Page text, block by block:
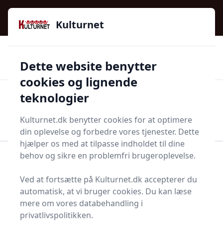
Kulturnet - Alt Det Gode I Livet | Din Kulturguide Siden
2016
97 kategorier 👍Kun godkendte butikker
Start søgning
Bolig og indretning
Køkken og spisestue
Bedste magnetlister og
tilbud - top 3
Kulturnet
Dette website benytter
cookies og lignende
teknologier
Kulturnet.dk benytter cookies for at optimere
din oplevelse og forbedre vores tjenester. Dette
hjælper os med at tilpasse indholdet til dine
behov og sikre en problemfri brugeroplevelse.
Ved at fortsætte på Kulturnet.dk accepterer du
automatisk, at vi bruger cookies. Du kan læse
mere om vores databehandling i
privatlivspolitikken.